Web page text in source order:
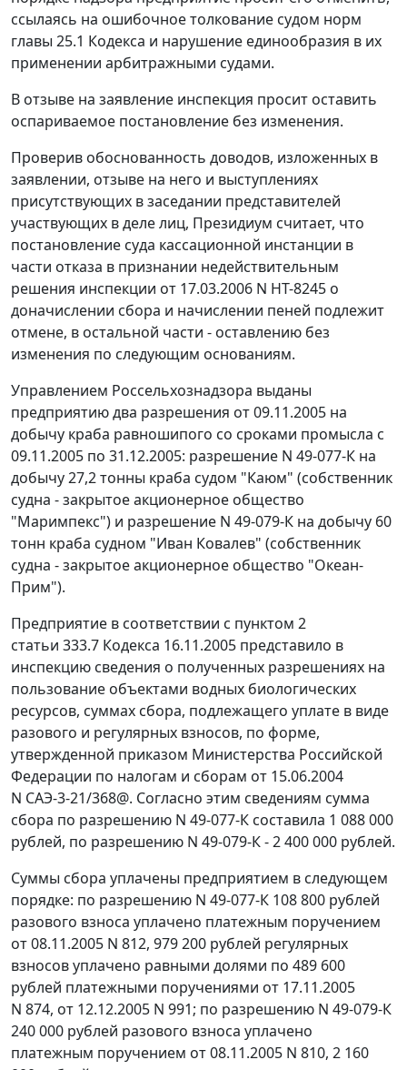
ссылаясь на ошибочное толкование судом норм
главы 25.1 Кодекса и нарушение единообразия в их
применении арбитражными судами.
В отзыве на заявление инспекция просит оставить
оспариваемое постановление без изменения.
Проверив обоснованность доводов, изложенных в
заявлении, отзыве на него и выступлениях
присутствующих в заседании представителей
участвующих в деле лиц, Президиум считает, что
постановление суда кассационной инстанции в
части отказа в признании недействительным
решения инспекции от 17.03.2006 N НТ-8245 о
доначислении сбора и начислении пеней подлежит
отмене, в остальной части - оставлению без
изменения по следующим основаниям.
Управлением Россельхознадзора выданы
предприятию два разрешения от 09.11.2005 на
добычу краба равношипого со сроками промысла с
09.11.2005 по 31.12.2005: разрешение N 49-077-К на
добычу 27,2 тонны краба судом "Каюм" (собственник
судна - закрытое акционерное общество
"Маримпекс") и разрешение N 49-079-К на добычу 60
тонн краба судном "Иван Ковалев" (собственник
судна - закрытое акционерное общество "Океан-
Прим").
Предприятие в соответствии с пунктом 2
статьи 333.7 Кодекса 16.11.2005 представило в
инспекцию сведения о полученных разрешениях на
пользование объектами водных биологических
ресурсов, суммах сбора, подлежащего уплате в виде
разового и регулярных взносов, по форме,
утвержденной приказом Министерства Российской
Федерации по налогам и сборам от 15.06.2004
N САЭ-3-21/368@. Согласно этим сведениям сумма
сбора по разрешению N 49-077-К составила 1 088 000
рублей, по разрешению N 49-079-К - 2 400 000 рублей.
Суммы сбора уплачены предприятием в следующем
порядке: по разрешению N 49-077-К 108 800 рублей
разового взноса уплачено платежным поручением
от 08.11.2005 N 812, 979 200 рублей регулярных
взносов уплачено равными долями по 489 600
рублей платежными поручениями от 17.11.2005
N 874, от 12.12.2005 N 991; по разрешению N 49-079-К
240 000 рублей разового взноса уплачено
платежным поручением от 08.11.2005 N 810, 2 160